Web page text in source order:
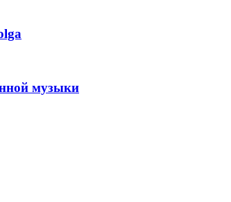
музыки